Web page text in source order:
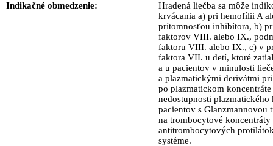
Indikačné obmedzenie:
Hradená liečba sa môže
krvácania a) pri hemofílii A
prítomnosťou inhibítora, b)
faktorov VIII. alebo IX.,
faktoru VIII. alebo IX., c) v
faktora VII. u detí, ktoré
a u pacientov v minulosti
a plazmatickými derivátmi
po plazmatickom
nedostupnosti
pacientov s Glanzmannovou
na trombocytové
antitrombocytových
systéme.